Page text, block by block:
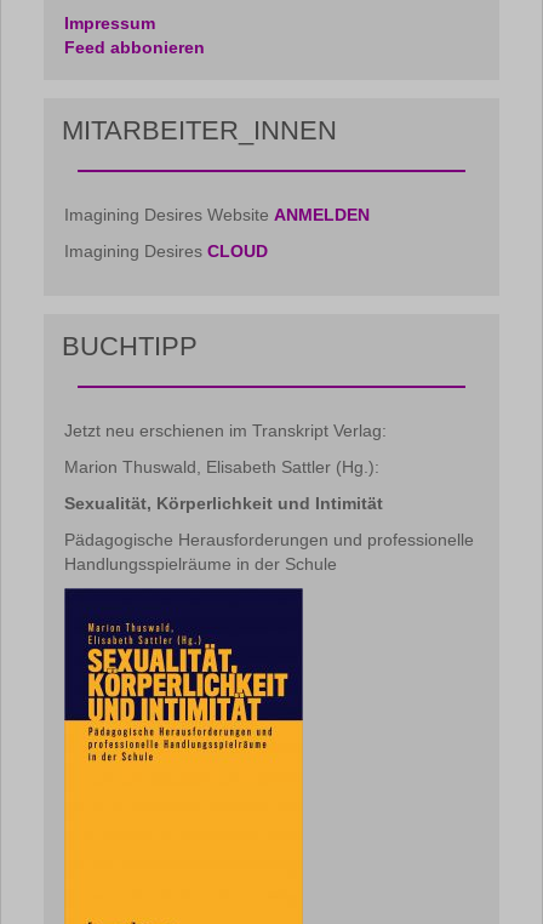
Impressum
Feed abbonieren
MITARBEITER_INNEN
Imagining Desires Website ANMELDEN
Imagining Desires CLOUD
BUCHTIPP
Jetzt neu erschienen im Transkript Verlag:
Marion Thuswald, Elisabeth Sattler (Hg.):
Sexualität, Körperlichkeit und Intimität
Pädagogische Herausforderungen und professionelle
Handlungsspielräume in der Schule